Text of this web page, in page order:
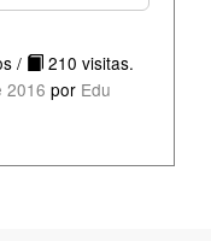
/
210 visitas.
2016 por Edu